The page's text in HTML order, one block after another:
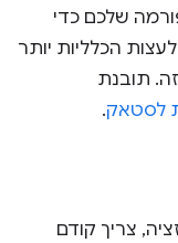
שלכם כדי
הכלליות יותר
.
צריך קודם